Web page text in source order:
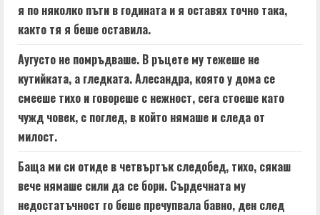
я по няколко пъти в годината и я оставях точно така,
както тя я беше оставила.
Аугусто не помръдваше. В ръцете му тежеше не
кутийката, а гледката. Алесандра, която у дома се
смееше тихо и говореше с нежност, сега стоеше като
чужд човек, с поглед, в който нямаше и следа от
милост.
Баща ми си отиде в четвъртък следобед, тихо, сякаш
вече нямаше сили да се бори. Сърдечната му
недостатъчност го беше пречупвала бавно, ден след